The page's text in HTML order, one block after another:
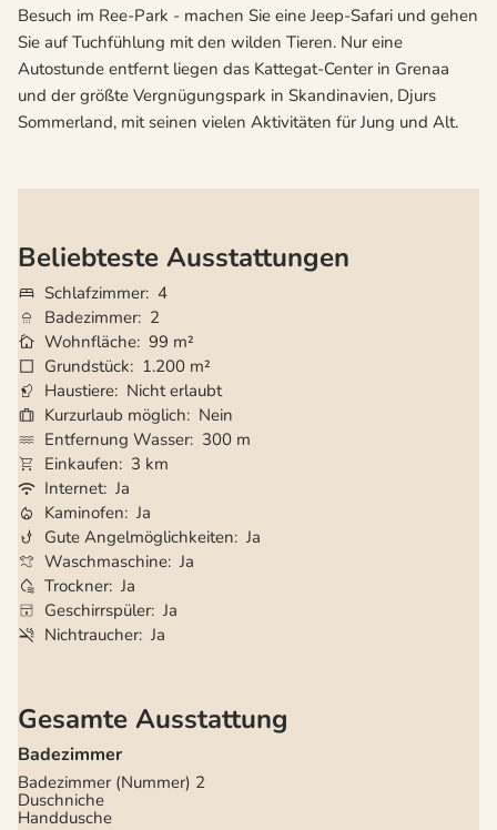
Besuch im Ree-Park - machen Sie eine Jeep-Safari und gehen
Sie auf Tuchfühlung mit den wilden Tieren. Nur eine
Autostunde entfernt liegen das Kattegat-Center in Grenaa
und der größte Vergnügungspark in Skandinavien, Djurs
Sommerland, mit seinen vielen Aktivitäten für Jung und Alt.
Beliebteste Ausstattungen
Schlafzimmer 4
Badezimmer 2
Wohnfläche 99 m²
Grundstück
1.200 m²
Haustiere Nicht erlaubt
Kurzurlaub möglich
Nein
Entfernung Wasser 300 m
Einkaufen
3 km
Internet Ja
Kaminofen Ja
Gute Angelmöglichkeiten Ja
Waschmaschine Ja
Trockner Ja
Geschirrspüler Ja
Nichtraucher Ja
Gesamte Ausstattung
Badezimmer
Badezimmer (Nummer) 2
Duschniche
Handdusche